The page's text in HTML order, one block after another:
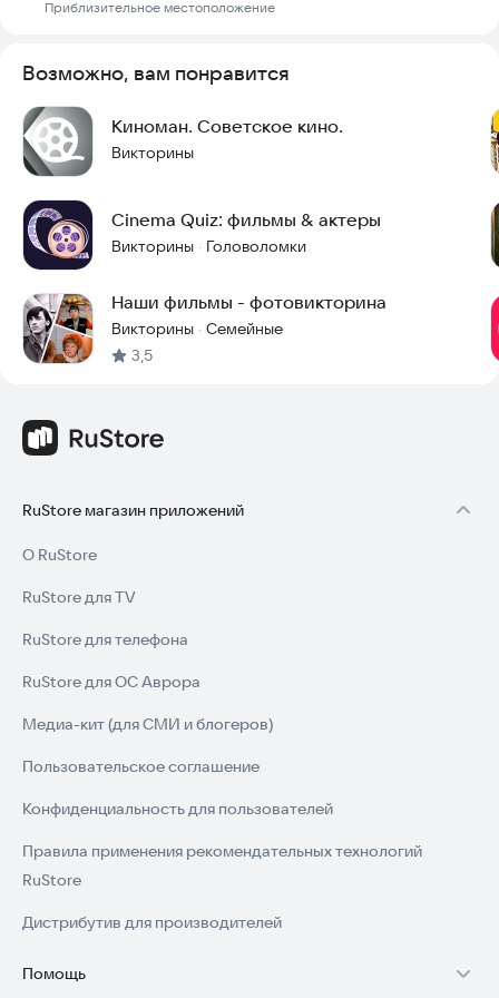
Приблизительное местоположение
Возможно, вам понравится
Киноман. Советское кино.
Викторины
Cinema Quiz: фильмы & актеры
Викторины · Головоломки
Наши фильмы - фотовикторина
Викторины · Семейные
3,5
RuStore магазин приложений
О RuStore
RuStore для TV
RuStore для телефона
RuStore для ОС Аврора
Медиа-кит (для СМИ и блогеров)
Пользовательское соглашение
Конфиденциальность для пользователей
Правила применения рекомендательных технологий
RuStore
Дистрибутив для производителей
Помощь